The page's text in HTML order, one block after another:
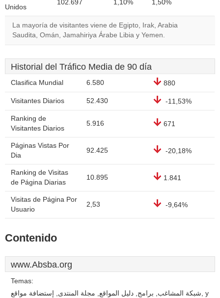
Unidos
102.697 1,10% 1,50%
La mayoría de visitantes viene de Egipto, Irak, Arabia
Saudita, Omán, Jamahiriya Árabe Libia y Yemen.
Historial del Tráfico Media de 90 día
Clasifica Mundial 6.580 880
Visitantes Diarios 52.430 -11,53%
Ranking de
Visitantes Diarios
5.916 671
Páginas Vistas Por
Dia
92.425 -20,18%
Ranking de Visitas
de Página Diarias
10.895 1.841
Visitas de Página Por
Usuario
2,53 -9,64%
Contenido
www.Absba.org
Temas:
شبكة المشاغب, برامج, دليل المواقع, مجلة المنتدى, إستضافة مواقع, y